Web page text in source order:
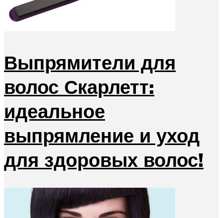
Выпрямители для
волос Скарлетт:
идеальное
выпрямление и уход
для здоровых волос!